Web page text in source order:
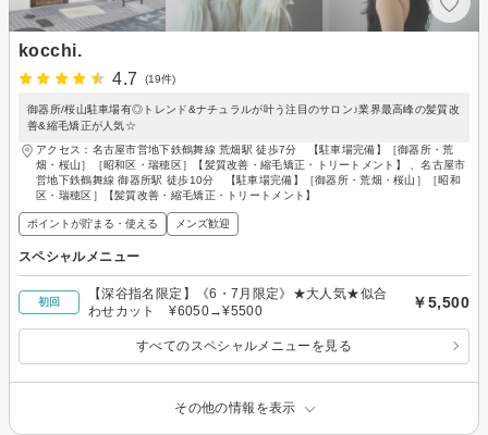
kocchi.
4.7
(19件)
御器所/桜山駐車場有◎トレンド&ナチュラルが叶う注目のサロン♪業界最高峰の髪質改
善&縮毛矯正が人気☆
アクセス：名古屋市営地下鉄鶴舞線 荒畑駅 徒歩7分 【駐車場完備】［御器所・荒
畑・桜山］［昭和区・瑞穂区］【髪質改善・縮毛矯正・トリートメント】 、名古屋市
営地下鉄鶴舞線 御器所駅 徒歩10分 【駐車場完備】［御器所・荒畑・桜山］［昭和
区・瑞穂区］【髪質改善・縮毛矯正・トリートメント】
ポイントが貯まる・使える メンズ歓迎
スペシャルメニュー
初回
【深谷指名限定】《6・7月限定》★大人気★似合
わせカット ¥6050→¥5500
￥5,500
すべてのスペシャルメニューを見る
その他の情報を表示